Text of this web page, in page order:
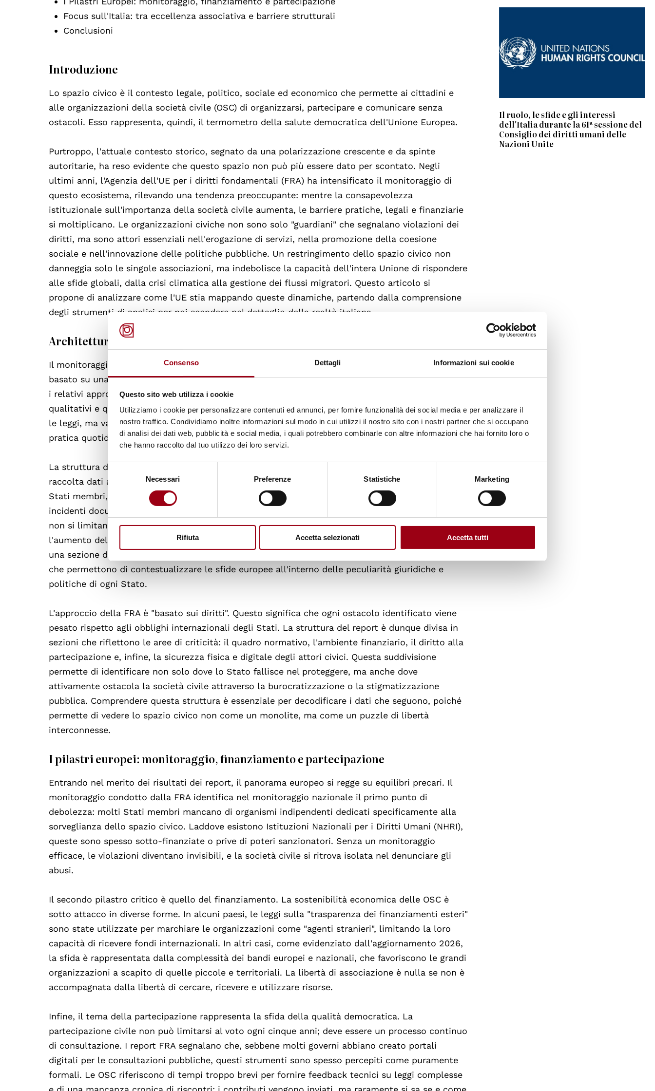
Consenso Dettagli Informazioni sui cookie
Questo sito web utilizza i cookie
Utilizziamo i cookie per personalizzare contenuti ed annunci, per fornire funzionalità dei social media e per analizzare il
nostro traffico. Condividiamo inoltre informazioni sul modo in cui utilizzi il nostro sito con i nostri partner che si occupano
di analisi dei dati web, pubblicità e social media, i quali potrebbero combinarle con altre informazioni che hai fornito loro o
che hanno raccolto dal tuo utilizzo dei loro servizi.
del
Necessari Preferenze Statistiche Marketing
Rifiuta Accetta selezionati Accetta tutti
Focus sull'Italia: tra eccellenza associativa e barriere strutturali
Conclusioni
Introduzione
Lo spazio civico è il contesto legale, politico, sociale ed economico che permette ai cittadini e
alle organizzazioni della società civile (OSC) di organizzarsi, partecipare e comunicare senza
ostacoli. Esso rappresenta, quindi, il termometro della salute democratica dell'Unione Europea.
Purtroppo, l'attuale contesto storico, segnato da una polarizzazione crescente e da spinte
autoritarie, ha reso evidente che questo spazio non può più essere dato per scontato. Negli
ultimi anni, l'Agenzia dell'UE per i diritti fondamentali (FRA) ha intensificato il monitoraggio di
questo ecosistema, rilevando una tendenza preoccupante: mentre la consapevolezza
istituzionale sull'importanza della società civile aumenta, le barriere pratiche, legali e finanziarie
si moltiplicano. Le organizzazioni civiche non sono solo "guardiani" che segnalano violazioni dei
diritti, ma sono attori essenziali nell'erogazione di servizi, nella promozione della coesione
sociale e nell'innovazione delle politiche pubbliche. Un restringimento dello spazio civico non
danneggia solo le singole associazioni, ma indebolisce la capacità dell'intera Unione di rispondere
alle sfide globali, dalla crisi climatica alla gestione dei flussi migratori. Questo articolo si
propone di analizzare come l'UE stia mappando queste dinamiche, partendo dalla comprensione
degli strumenti di analisi per poi scendere nel dettaglio della realtà italiana.
Architettura e metodologia del report
Il monitoraggio dello spazio civico non è un'attività estemporanea, ma un processo rigoroso
basato su una struttura metodologica solida e comparativa. Il report "Civic Space Update 2026" e
i relativi approfondimenti nazionali si articolano su un'architettura che mira a trasformare dati
qualitativi e quantitativi in raccomandazioni politiche concrete. La FRA non si limita a osservare
le leggi, ma valuta "l'ambiente abilitante", ovvero come quelle leggi vengono applicate nella
pratica quotidiana.
La struttura dei report si basa solitamente su tre pilastri metodologici. In primo luogo, la
raccolta dati avviene attraverso la rete Franet, composta da esperti nazionali presenti in tutti i 27
Stati membri, che forniscono aggiornamenti in tempo reale sulle modifiche legislative e sugli
incidenti documentati. In secondo luogo, i report adottano un approccio tematico trasversale:
non si limitano a elencare i problemi di ogni paese, ma identificano "tendenze europee" (come
l'aumento delle querele temerarie o la digitalizzazione del dissenso). Infine, ogni report include
una sezione di "National Snapshots" o approfondimenti specifici, come quello dedicato all'Italia,
che permettono di contestualizzare le sfide europee all'interno delle peculiarità giuridiche e
politiche di ogni Stato.
L'approccio della FRA è "basato sui diritti". Questo significa che ogni ostacolo identificato viene
pesato rispetto agli obblighi internazionali degli Stati. La struttura del report è dunque divisa in
sezioni che riflettono le aree di criticità: il quadro normativo, l'ambiente finanziario, il diritto alla
partecipazione e, infine, la sicurezza fisica e digitale degli attori civici. Questa suddivisione
permette di identificare non solo dove lo Stato fallisce nel proteggere, ma anche dove
attivamente ostacola la società civile attraverso la burocratizzazione o la stigmatizzazione
pubblica. Comprendere questa struttura è essenziale per decodificare i dati che seguono, poiché
permette di vedere lo spazio civico non come un monolite, ma come un puzzle di libertà
interconnesse.
I pilastri europei: monitoraggio, finanziamento e partecipazione
Entrando nel merito dei risultati dei report, il panorama europeo si regge su equilibri precari. Il
monitoraggio condotto dalla FRA identifica nel monitoraggio nazionale il primo punto di
debolezza: molti Stati membri mancano di organismi indipendenti dedicati specificamente alla
sorveglianza dello spazio civico. Laddove esistono Istituzioni Nazionali per i Diritti Umani (NHRI),
queste sono spesso sotto-finanziate o prive di poteri sanzionatori. Senza un monitoraggio
efficace, le violazioni diventano invisibili, e la società civile si ritrova isolata nel denunciare gli
abusi.
Il secondo pilastro critico è quello del finanziamento. La sostenibilità economica delle OSC è
sotto attacco in diverse forme. In alcuni paesi, le leggi sulla "trasparenza dei finanziamenti esteri"
sono state utilizzate per marchiare le organizzazioni come "agenti stranieri", limitando la loro
capacità di ricevere fondi internazionali. In altri casi, come evidenziato dall'aggiornamento 2026,
la sfida è rappresentata dalla complessità dei bandi europei e nazionali, che favoriscono le grandi
organizzazioni a scapito di quelle piccole e territoriali. La libertà di associazione è nulla se non è
accompagnata dalla libertà di cercare, ricevere e utilizzare risorse.
Infine, il tema della partecipazione rappresenta la sfida della qualità democratica. La
partecipazione civile non può limitarsi al voto ogni cinque anni; deve essere un processo continuo
di consultazione. I report FRA segnalano che, sebbene molti governi abbiano creato portali
digitali per le consultazioni pubbliche, questi strumenti sono spesso percepiti come puramente
formali. Le OSC riferiscono di tempi troppo brevi per fornire feedback tecnici su leggi complesse
Il ruolo, le sfide e gli interessi
dell'Italia durante la 61ª sessione del
Consiglio dei diritti umani delle
Nazioni Unite